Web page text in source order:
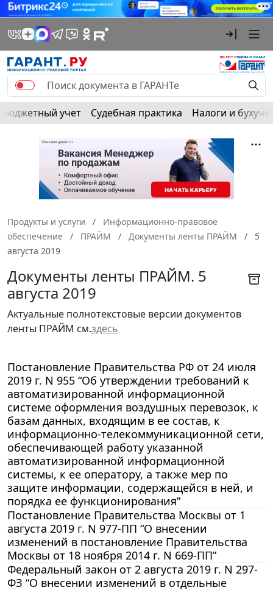
Бюджетный учет Судебная практика Налоги и
Продукты и услуги
Информационно-правовое
обеспечение
ПРАЙМ Документы ленты ПРАЙМ
5
августа 2019
Документы ленты ПРАЙМ. 5
августа 2019
Актуальные полнотекстовые версии документов
ленты ПРАЙМ см.здесь
Постановление Правительства РФ от 24 июля
2019 г. N 955 “Об утверждении требований к
автоматизированной информационной
системе оформления воздушных перевозок, к
базам данных, входящим в ее состав, к
информационно-телекоммуникационной сети,
обеспечивающей работу указанной
автоматизированной информационной
системы, к ее оператору, а также мер по
защите информации, содержащейся в ней, и
порядка ее функционирования”
Постановление Правительства Москвы от 1
августа 2019 г. N 977-ПП “О внесении
изменений в постановление Правительства
Москвы от 18 ноября 2014 г. N 669-ПП”
Федеральный закон от 2 августа 2019 г. N 297-
ФЗ “О внесении изменений в отдельные